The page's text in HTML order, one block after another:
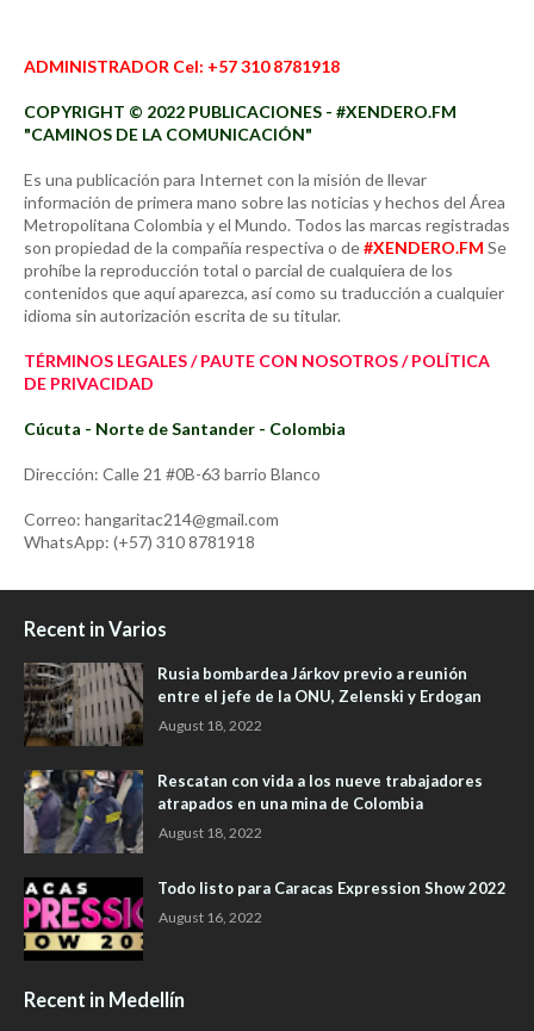
ADMINISTRADOR Cel: +57 310 8781918
COPYRIGHT © 2022 PUBLICACIONES - #XENDERO.FM
"CAMINOS DE LA COMUNICACIÓN"
Es una publicación para Internet con la misión de llevar
información de primera mano sobre las noticias y hechos del Área
Metropolitana Colombia y el Mundo. Todos las marcas registradas
son propiedad de la compañía respectiva o de#XENDERO.FM Se
prohíbe la reproducción total o parcial de cualquiera de los
contenidos que aquí aparezca, así como su traducción a cualquier
idioma sin autorización escrita de su titular.
TÉRMINOS LEGALES / PAUTE CON NOSOTROS / POLÍTICA
DE PRIVACIDAD
Cúcuta - Norte de Santander - Colombia
Dirección: Calle 21 #0B-63 barrio Blanco
Correo: hangaritac214@gmail.com
WhatsApp: (+57) 310 8781918
Recent in Varios
Rusia bombardea Járkov previo a reunión
entre el jefe de la ONU, Zelenski y Erdogan
August 18, 2022
Rescatan con vida a los nueve trabajadores
atrapados en una mina de Colombia
August 18, 2022
Todo listo para Caracas Expression Show 2022
August 16, 2022
Recent in Medellín